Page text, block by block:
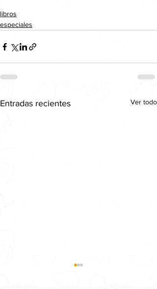
libros
especiales
Entradas recientes Ver todo